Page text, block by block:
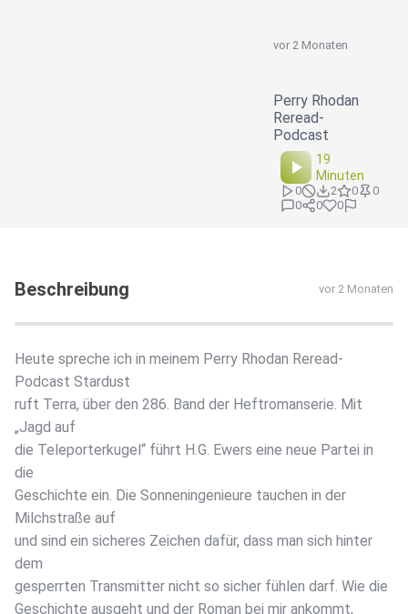
vor 2 Monaten
Perry Rhodan
Reread-
Podcast
19
Minuten
0 2 0
0
0
0 0
Beschreibung vor 2 Monaten
Heute spreche ich in meinem Perry Rhodan Reread-
Podcast Stardust
ruft Terra, über den 286. Band der Heftromanserie. Mit
„Jagd auf
die Teleporterkugel“ führt H.G. Ewers eine neue Partei in
die
Geschichte ein. Die Sonneningenieure tauchen in der
Milchstraße auf
und sind ein sicheres Zeichen dafür, dass man sich hinter
dem
gesperrten Transmitter nicht so sicher fühlen darf. Wie die
Geschichte ausgeht und der Roman bei mir ankommt,